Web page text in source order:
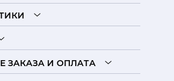
ЗАКАЗА И ОПЛАТА